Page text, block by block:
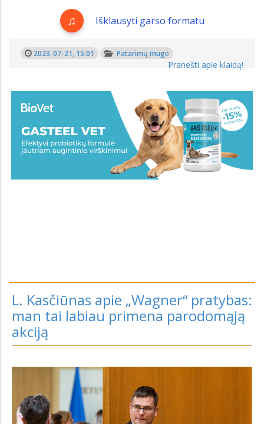
Išklausyti garso formatu
2023-07-21, 15:01 Patarimų mugė
Pranešti apie klaidą!
L. Kasčiūnas apie „Wagner“ pratybas:
man tai labiau primena parodomąją
akciją